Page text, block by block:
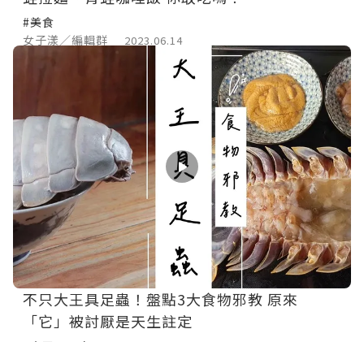
#美食
女子漾／編輯群
2023.06.14
不只大王具足蟲！盤點3大食物邪教 原來
「它」被討厭是天生註定